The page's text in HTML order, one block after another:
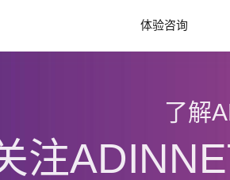
体验咨询
了解
注